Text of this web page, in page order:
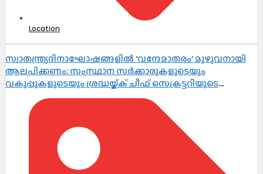
Location
സ്വാതന്ത്ര്യദിനാഘോഷങ്ങളിൽ ‘വന്ദേമാതരം’ മുഴുവനായി
ആലപിക്കണം: സംസ്ഥാന സർക്കാരുകളുടെയും
വകുപ്പുകളുടെയും ശ്രദ്ധയ്ക്ക് ചീഫ് സെക്രട്ടറിയുടെ
നിർദ്ദേശം